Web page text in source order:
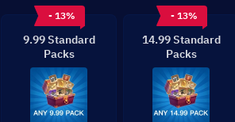
- 13%
9.99 Standard
Packs
- 13%
14.99 Standard
Packs